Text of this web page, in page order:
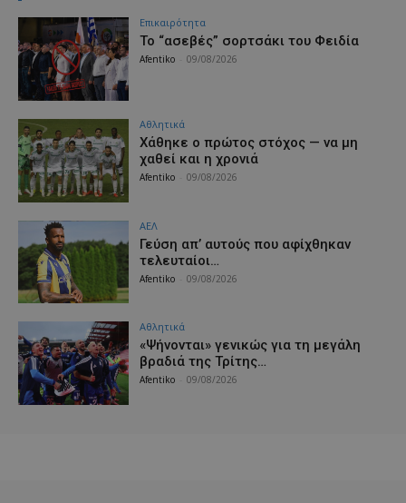
Επικαιρότητα
Το “ασεβές” σορτσάκι του Φειδία
Afentiko 09/08/2026
Αθλητικά
Χάθηκε ο πρώτος στόχος — να μη
χαθεί και η χρονιά
Afentiko 09/08/2026
ΑΕΛ
Γεύση απ’ αυτούς που αφίχθηκαν
τελευταίοι…
Afentiko 09/08/2026
Αθλητικά
«Ψήνονται» γενικώς για τη μεγάλη
βραδιά της Τρίτης…
Afentiko 09/08/2026